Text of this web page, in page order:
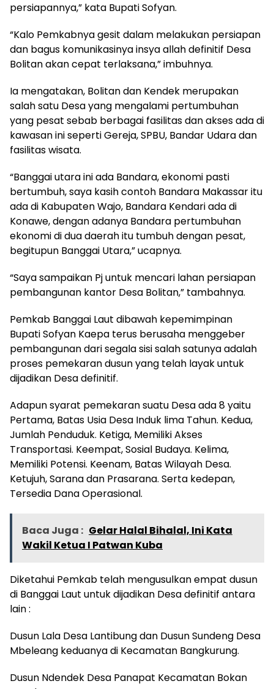
persiapannya,” kata Bupati Sofyan.
“Kalo Pemkabnya gesit dalam melakukan persiapan
dan bagus komunikasinya insya allah definitif Desa
Bolitan akan cepat terlaksana,” imbuhnya.
Ia mengatakan, Bolitan dan Kendek merupakan
salah satu Desa yang mengalami pertumbuhan
yang pesat sebab berbagai fasilitas dan akses ada di
kawasan ini seperti Gereja, SPBU, Bandar Udara dan
fasilitas wisata.
“Banggai utara ini ada Bandara, ekonomi pasti
bertumbuh, saya kasih contoh Bandara Makassar itu
ada di Kabupaten Wajo, Bandara Kendari ada di
Konawe, dengan adanya Bandara pertumbuhan
ekonomi di dua daerah itu tumbuh dengan pesat,
begitupun Banggai Utara,” ucapnya.
“Saya sampaikan Pj untuk mencari lahan persiapan
pembangunan kantor Desa Bolitan,” tambahnya.
Pemkab Banggai Laut dibawah kepemimpinan
Bupati Sofyan Kaepa terus berusaha menggeber
pembangunan dari segala sisi salah satunya adalah
proses pemekaran dusun yang telah layak untuk
dijadikan Desa definitif.
Adapun syarat pemekaran suatu Desa ada 8 yaitu
Pertama, Batas Usia Desa Induk lima Tahun. Kedua,
Jumlah Penduduk. Ketiga, Memiliki Akses
Transportasi. Keempat, Sosial Budaya. Kelima,
Memiliki Potensi. Keenam, Batas Wilayah Desa.
Ketujuh, Sarana dan Prasarana. Serta kedepan,
Tersedia Dana Operasional.
Baca Juga : Gelar Halal Bihalal, Ini Kata
Wakil Ketua I Patwan Kuba
Diketahui Pemkab telah mengusulkan empat dusun
di Banggai Laut untuk dijadikan Desa definitif antara
lain :
Dusun Lala Desa Lantibung dan Dusun Sundeng Desa
Mbeleang keduanya di Kecamatan Bangkurung.
Dusun Ndendek Desa Panapat Kecamatan Bokan